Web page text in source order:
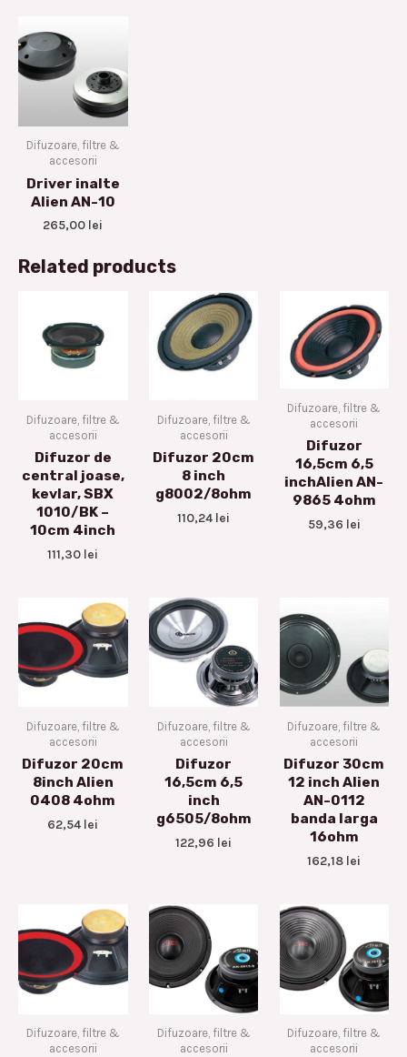
Difuzoare, filtre &
accesorii
Driver inalte
Alien AN-10
265,00 lei
Related products
Difuzoare, filtre &
accesorii
Difuzor de
central joase,
kevlar, SBX
1010/BK –
10cm 4inch
111,30 lei
Difuzoare, filtre &
accesorii
Difuzor 20cm
8 inch
g8002/8ohm
110,24 lei
Difuzoare, filtre &
accesorii
Difuzor
16,5cm 6,5
inchAlien AN-
9865 4ohm
59,36 lei
Difuzoare, filtre &
accesorii
Difuzor 20cm
8inch Alien
0408 4ohm
62,54 lei
Difuzoare, filtre &
accesorii
Difuzor
16,5cm 6,5
inch
g6505/8ohm
122,96 lei
Difuzoare, filtre &
accesorii
Difuzor 30cm
12 inch Alien
AN-0112
banda larga
16ohm
162,18 lei
Difuzoare, filtre &
accesorii
Difuzoare, filtre &
accesorii
Difuzoare, filtre &
accesorii